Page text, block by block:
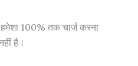
100% तक चार्ज करना
है।